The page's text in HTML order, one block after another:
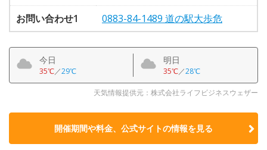
お問い合わせ1
0883-84-1489 道の駅大歩危
今日
35℃／29℃
明日
35℃／28℃
天気情報提供元：株式会社ライフビジネスウェザー
開催期間や料金、公式サイトの情報を見る